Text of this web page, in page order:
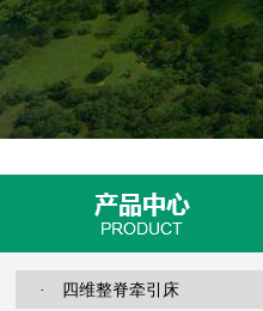
· 四维整脊牵引床